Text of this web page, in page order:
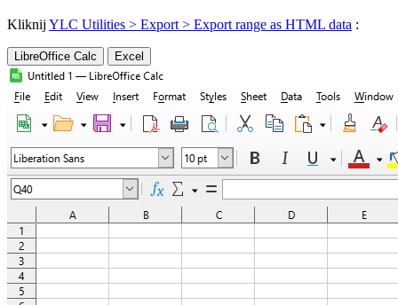
Kliknij YLC Utilities > Export > Export range as HTML data :
LibreOffice Calc Excel